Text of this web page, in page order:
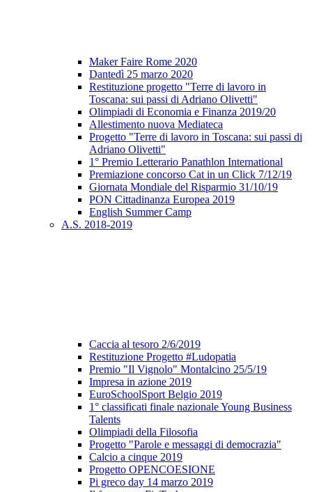
Maker Faire Rome 2020
Dantedì 25 marzo 2020
Restituzione progetto "Terre di lavoro in
Toscana: sui passi di Adriano Olivetti"
Olimpiadi di Economia e Finanza 2019/20
Allestimento nuova Mediateca
Progetto "Terre di lavoro in Toscana: sui passi di
Adriano Olivetti"
1° Premio Letterario Panathlon International
Premiazione concorso Cat in un Click 7/12/19
Giornata Mondiale del Risparmio 31/10/19
PON Cittadinanza Europea 2019
English Summer Camp
A.S. 2018-2019
Caccia al tesoro 2/6/2019
Restituzione Progetto #Ludopatia
Premio "Il Vignolo" Montalcino 25/5/19
Impresa in azione 2019
EuroSchoolSport Belgio 2019
1° classificati finale nazionale Young Business
Talents
Olimpiadi della Filosofia
Progetto "Parole e messaggi di democrazia"
Calcio a cinque 2019
Progetto OPENCOESIONE
Pi greco day 14 marzo 2019